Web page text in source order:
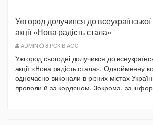
Ужгород долучився до всеукраїнської
акції «Нова радість стала»
ADMIN 8 РОКІВ AGO
Ужгород сьогодні долучився до
акції «Нова радість стала». Однойменну
одночасно виконали в різних містах
провели й за кордоном. Зокрема, за